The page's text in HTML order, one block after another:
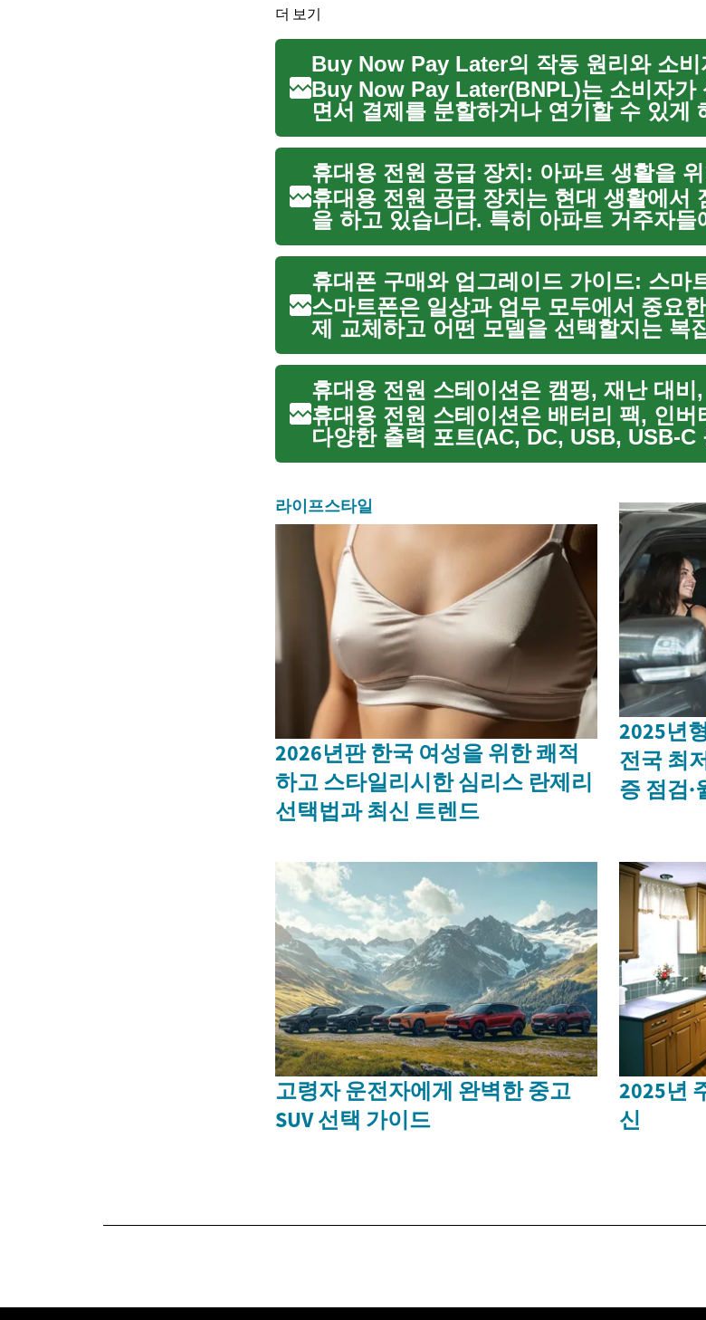
더 보기
Buy Now Pay Later의 작동 원리와 소비
Buy Now Pay Later(BNPL)는 소비자가
면서 결제를 분할하거나 연기할 수 있게
최근 쇼핑 과정에서 빠르게 확산되고 있
BNPL의 기본 ...
휴대용 전원 공급 장치: 아파트 생활을
휴대용 전원 공급 장치는 현대 생활에서
을 하고 있습니다. 특히 아파트 거주자들
지 독립성과 편의성을 제공하는 혁신적
기는 태양 전지판과 연결하여 사용...
스마트폰은 일상과 업무 모두에서 중요
제 교체하고 어떤 모델을 선택할지는 복
글에서는 최신 기술 동향을 고려한 휴대
타이밍, 기능 우선순위, 구매 ...
휴대용 전원 스테이션은 배터리 팩, 인버
다양한 출력 포트(AC, DC, USB, USB-C
요 사양은 배터리 용량(Wh), 연속 출력
라이프스타일
2026년판 한국 여성을 위한 쾌적
하고 스타일리시한 심리스 란제리
선택법과 최신 트렌드
2025년
전국 최
증 점검·
고령자 운전자에게 완벽한 중고
SUV 선택 가이드
2025년
신